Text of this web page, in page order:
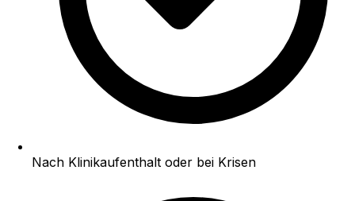
Nach Klinikaufenthalt oder bei Krisen